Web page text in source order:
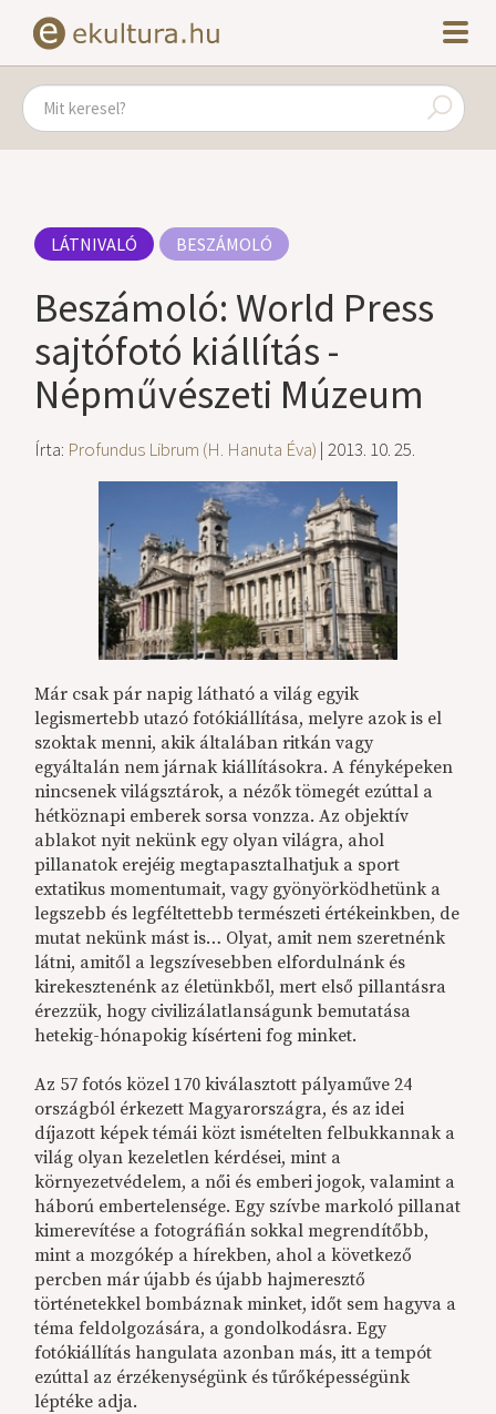
LÁTNIVALÓ BESZÁMOLÓ
Beszámoló: World Press
sajtófotó kiállítás -
Népművészeti Múzeum
Írta: Profundus Librum (H. Hanuta Éva) | 2013. 10. 25.
Már csak pár napig látható a világ egyik
legismertebb utazó fotókiállítása, melyre azok is el
szoktak menni, akik általában ritkán vagy
egyáltalán nem járnak kiállításokra. A fényképeken
nincsenek világsztárok, a nézők tömegét ezúttal a
hétköznapi emberek sorsa vonzza. Az objektív
ablakot nyit nekünk egy olyan világra, ahol
pillanatok erejéig megtapasztalhatjuk a sport
extatikus momentumait, vagy gyönyörködhetünk a
legszebb és legféltettebb természeti értékeinkben, de
mutat nekünk mást is… Olyat, amit nem szeretnénk
látni, amitől a legszívesebben elfordulnánk és
kirekesztenénk az életünkből, mert első pillantásra
érezzük, hogy civilizálatlanságunk bemutatása
hetekig-hónapokig kísérteni fog minket.
Az 57 fotós közel 170 kiválasztott pályaműve 24
országból érkezett Magyarországra, és az idei
díjazott képek témái közt ismételten felbukkannak a
világ olyan kezeletlen kérdései, mint a
környezetvédelem, a női és emberi jogok, valamint a
háború embertelensége. Egy szívbe markoló pillanat
kimerevítése a fotográfián sokkal megrendítőbb,
mint a mozgókép a hírekben, ahol a következő
percben már újabb és újabb hajmeresztő
történetekkel bombáznak minket, időt sem hagyva a
téma feldolgozására, a gondolkodásra. Egy
fotókiállítás hangulata azonban más, itt a tempót
ezúttal az érzékenységünk és tűrőképességünk
léptéke adja.